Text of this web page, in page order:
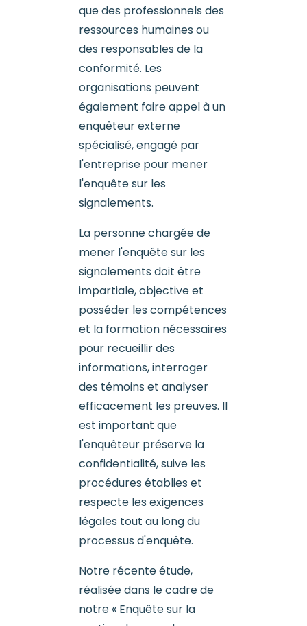
que des professionnels des
ressources humaines ou
des responsables de la
conformité. Les
organisations peuvent
également faire appel à un
enquêteur externe
spécialisé, engagé par
l'entreprise pour mener
l'enquête sur les
signalements.
La personne chargée de
mener l'enquête sur les
signalements doit être
impartiale, objective et
posséder les compétences
et la formation nécessaires
pour recueillir des
informations, interroger
des témoins et analyser
efficacement les preuves. Il
est important que
l'enquêteur préserve la
confidentialité, suive les
procédures établies et
respecte les exigences
légales tout au long du
processus d'enquête.
Notre récente étude,
réalisée dans le cadre de
notre « Enquête sur la